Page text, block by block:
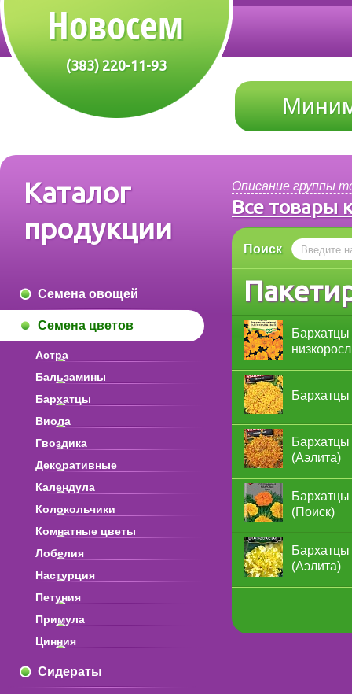
(383) 220-11-93
Каталог
продукции
Семена овощей
Семена цветов
Астра
Бальзамины
Бархатцы
Виола
Гвоздика
Декоративные
Календула
Колокольчики
Комнатные цветы
Лобелия
Настурция
Петуния
Примула
Цинния
Сидераты
Описание группы
Все товары
Поиск
Бархатцы
(Аэлита)
Бархатцы
(Поиск)
(Аэлита)